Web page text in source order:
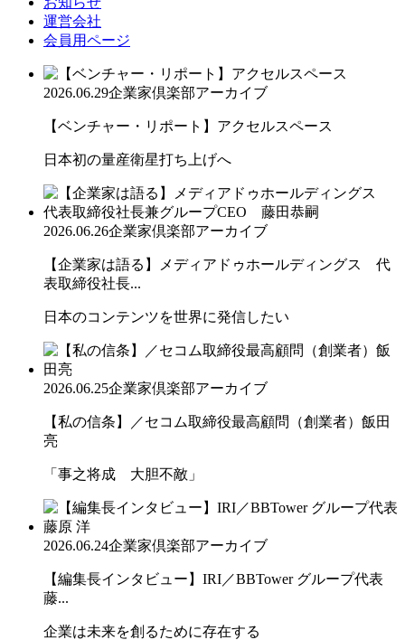
運営会社
会員用ページ
2026.06.29企業家倶楽部アーカイブ
【ベンチャー・リポート】アクセルスペース
日本初の量産衛星打ち上げへ
2026.06.26企業家倶楽部アーカイブ
【企業家は語る】メディアドゥホールディングス 代
表取締役社長...
日本のコンテンツを世界に発信したい
2026.06.25企業家倶楽部アーカイブ
【私の信条】／セコム取締役最高顧問（創業者）飯田
亮
「事之将成 大胆不敵」
2026.06.24企業家倶楽部アーカイブ
【編集長インタビュー】IRI／BBTower グループ代表
藤...
企業は未来を創るために存在する